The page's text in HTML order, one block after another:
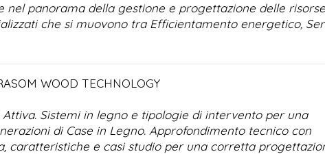
nel panorama della gestione e progettazione delle risorse
che si muovono tra Efficientamento energetico,
WOOD TECHNOLOGY
Attiva. Sistemi in legno e tipologie di intervento per una
di Case in Legno. Approfondimento tecnico con
caratteristiche e casi studio per una corretta